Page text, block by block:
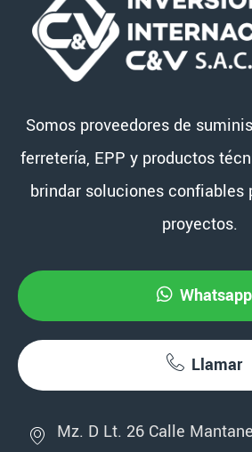
Somos proveedores de
ferretería, EPP y productos
brindar soluciones confiables
proyectos.
Whatsapp
Llamar
Mz. D Lt. 26 Calle